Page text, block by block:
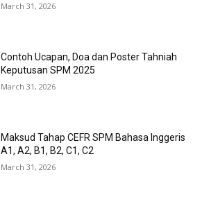
March 31, 2026
Contoh Ucapan, Doa dan Poster Tahniah
Keputusan SPM 2025
March 31, 2026
Maksud Tahap CEFR SPM Bahasa Inggeris
A1, A2, B1, B2, C1, C2
March 31, 2026